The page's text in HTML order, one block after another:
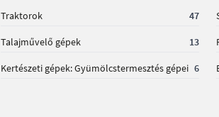
Traktorok 47
Talajművelő gépek 13
Kertészeti gépek: Gyümölcstermesztés gépei 6